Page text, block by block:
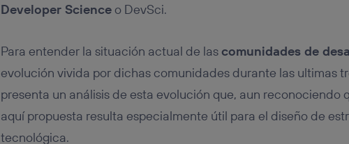
Developer Scienceo DevSci.
Para entender la situación actual de lascomunidades de
evolución vivida por dichas comunidades durante las ultimas
presenta un análisis de esta evolución que, aun reconociendo
aquí propuesta resulta especialmente útil para el diseño de
tecnológica.